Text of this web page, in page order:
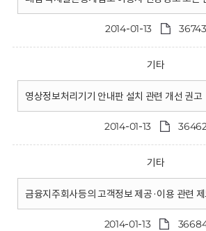
2014-01-13 36743
기타
영상정보처리기기 안내판 설치 관련 개선 권고
2014-01-13
기타
금융지주회사등의 고객정보 제공·이용 관련
2014-01-13